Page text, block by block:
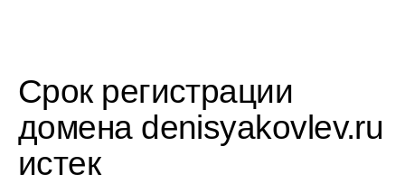
Срок регистрации
домена denisyakovlev.ru
истек